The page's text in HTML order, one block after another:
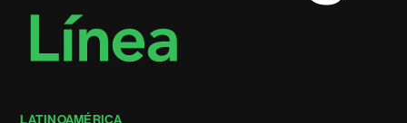
LATINOAMÉRICA